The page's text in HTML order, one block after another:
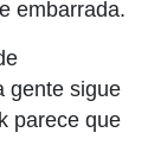
embarrada.
gente sigue
parece que